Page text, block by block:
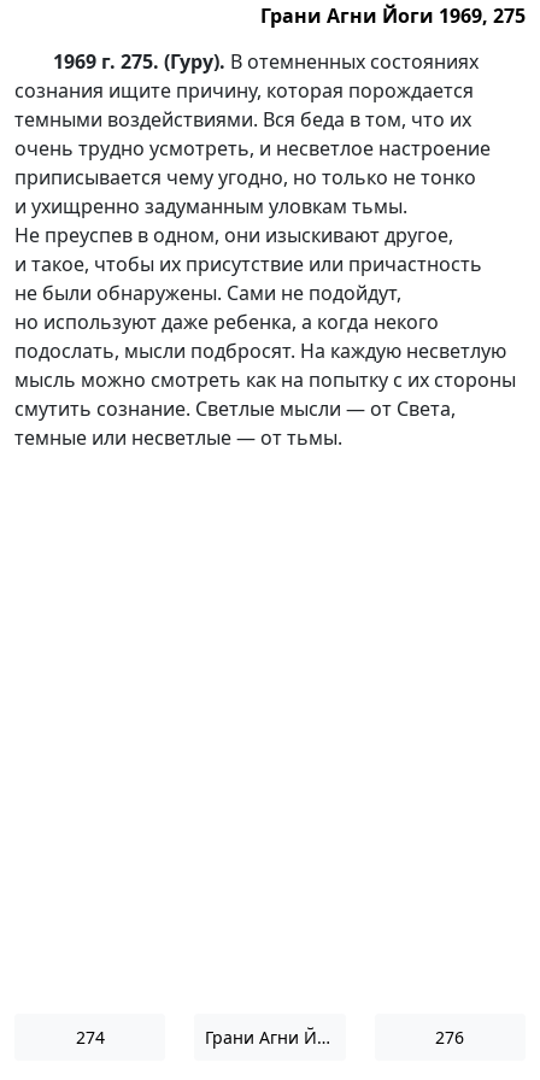
Грани Агни Йоги 1969, 275
1969 г. 275. (Гуру). В отемненных состояниях
сознания ищите причину, которая порождается
темными воздействиями. Вся беда в том, что их
очень трудно усмотреть, и несветлое настроение
приписывается чему угодно, но только не тонко
и ухищренно задуманным уловкам тьмы.
Не преуспев в одном, они изыскивают другое,
и такое, чтобы их присутствие или причастность
не были обнаружены. Сами не подойдут,
но используют даже ребенка, а когда некого
подослать, мысли подбросят. На каждую несветлую
мысль можно смотреть как на попытку с их стороны
смутить сознание. Светлые мысли — от Света,
темные или несветлые — от тьмы.
274 Грани Агни Йоги 1969 276